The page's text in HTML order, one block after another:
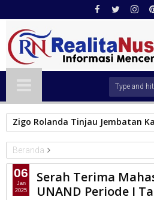
Zigo Rolanda Tinjau Jembatan
Beranda
KAB.SOLOK
Serah Terima Mahasiswa KKN
Serah Terima
UNAND Periode I
06
Jan
2025